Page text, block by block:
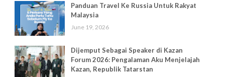
Panduan Travel Ke Russia Untuk Rakyat
Malaysia
June 19, 2026
Dijemput Sebagai Speaker di Kazan
Forum 2026: Pengalaman Aku Menjelajah
Kazan, Republik Tatarstan